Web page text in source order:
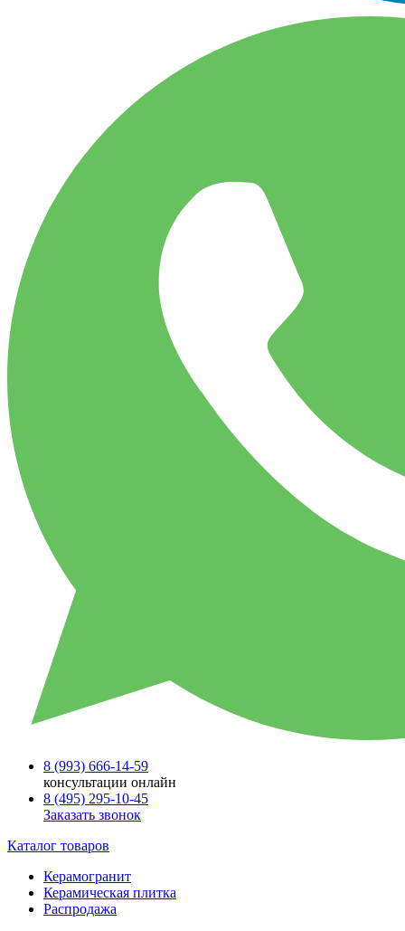
8 (993) 666-14-59
консультации онлайн
8 (495) 295-10-45
Заказать звонок
Каталог товаров
Керамогранит
Керамическая плитка
Распродажа